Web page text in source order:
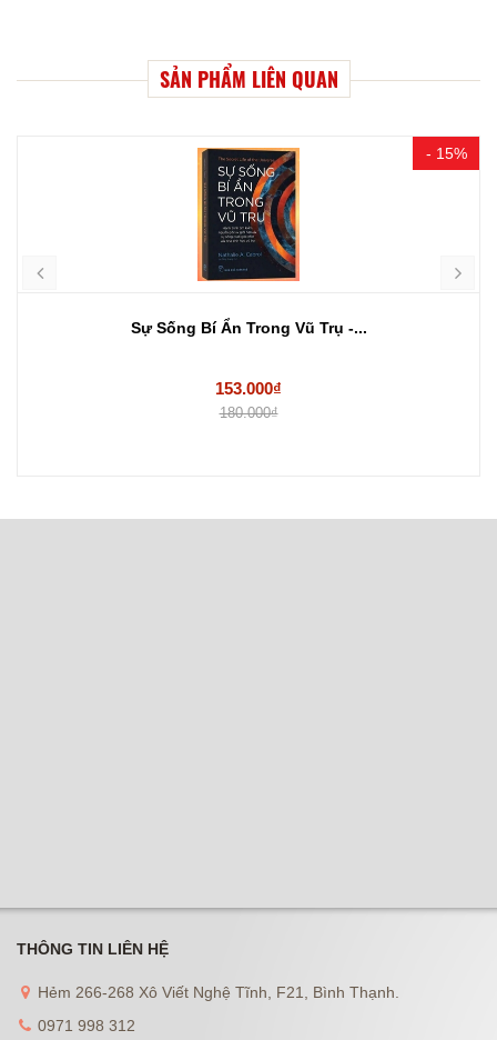
SẢN PHẨM LIÊN QUAN
- 15%
Sự Sống Bí Ẩn Trong Vũ Trụ -...
153.000₫
180.000₫
THÔNG TIN LIÊN HỆ
Hẻm 266-268 Xô Viết Nghệ Tĩnh, F21, Bình Thạnh.
0971 998 312